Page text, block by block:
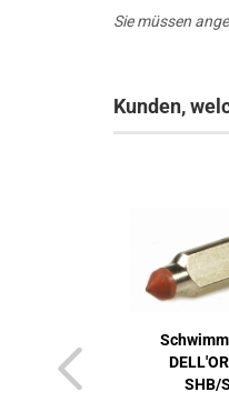
Sie müssen
Kunden,
SHB/